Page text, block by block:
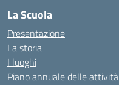
La Scuola
Presentazione
La storia
I luoghi
Piano annuale delle attività